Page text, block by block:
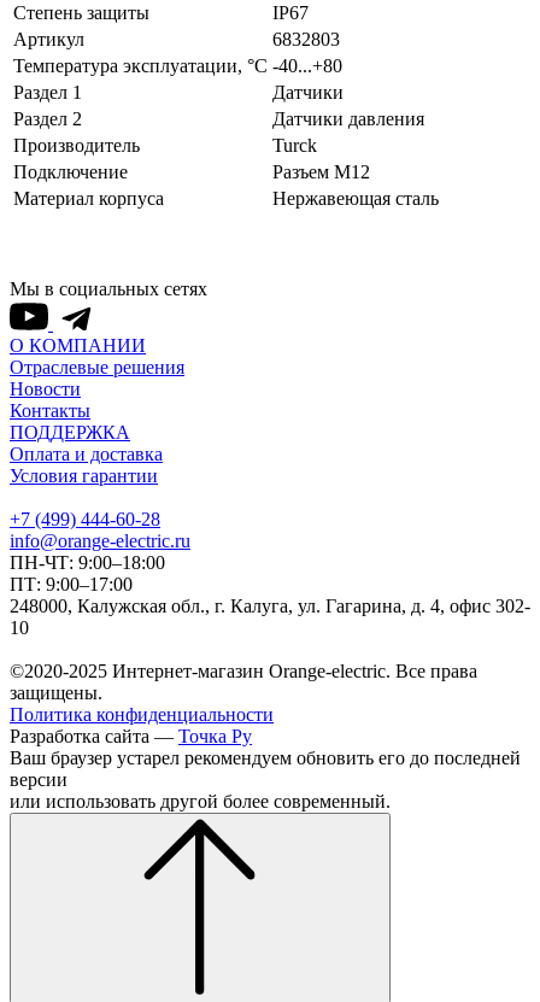
Степень защиты
IP67
Артикул
6832803
Температура эксплуатации, °С -40...+80
Раздел 1
Датчики
Раздел 2
Датчики давления
Производитель
Turck
Подключение
Разъем M12
Материал корпуса
Нержавеющая сталь
Мы в социальных сетях
О КОМПАНИИ
Отраслевые решения
Новости
Контакты
ПОДДЕРЖКА
Оплата и доставка
Условия гарантии
+7 (499) 444-60-28
info@orange-electric.ru
ПН-ЧТ: 9:00–18:00
ПТ: 9:00–17:00
248000, Калужская обл., г. Калуга, ул. Гагарина, д. 4, офис 302-
10
©2020-2025 Интернет-магазин Orange-electric. Все права
защищены.
Политика конфиденциальности
Разработка сайта — Точка Ру
Ваш браузер устарел рекомендуем обновить его до последней
версии
или использовать другой более современный.